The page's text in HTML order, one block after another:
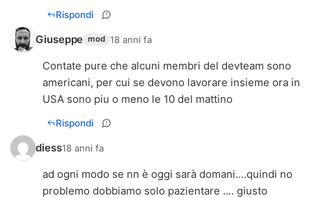
Rispondi
Giuseppe mod 18 anni fa
Contate pure che alcuni membri del devteam sono
americani, per cui se devono lavorare insieme ora in
USA sono piu o meno le 10 del mattino
Rispondi
diess18 anni fa
ad ogni modo se nn è oggi sarà domani....quindi no
problemo dobbiamo solo pazientare .... giusto